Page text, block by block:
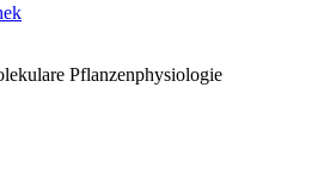
Pflanzenphysiologie